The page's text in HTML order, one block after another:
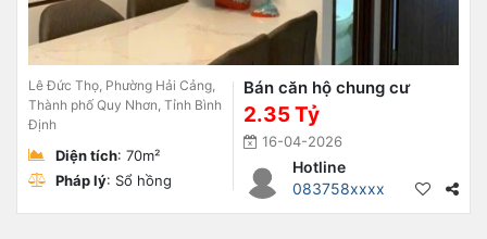
Lê Đức Thọ, Phường Hải Cảng,
Thành phố Quy Nhơn, Tỉnh Bình
Định
Diện tích: 70m²
Pháp lý: Sổ hồng
Bán căn hộ chung cư
2.35 Tỷ
16-04-2026
Hotline
083758xxxx